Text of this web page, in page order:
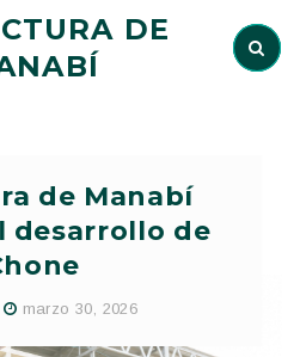
DE
de Manabí
desarrollo de
marzo 30, 2026